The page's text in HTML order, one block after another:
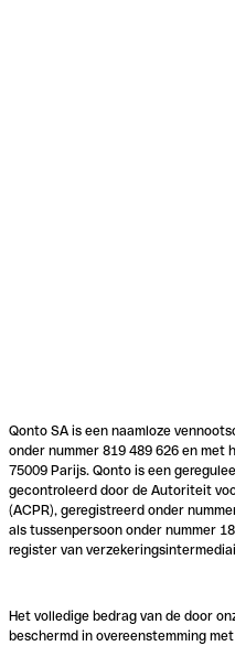
Qonto SA is een naamloze
onder nummer 819 489 626 en met
75009 Parijs. Qonto is een
gecontroleerd door de Autoriteit
(ACPR), geregistreerd onder
als tussenpersoon onder nummer
register van
Het volledige bedrag van de door
beschermd in overeenstemming